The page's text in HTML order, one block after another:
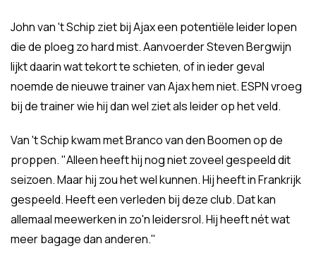
John van 't Schip ziet bij Ajax een potentiële leider lopen
die de ploeg zo hard mist. Aanvoerder Steven Bergwijn
lijkt daarin wat tekort te schieten, of in ieder geval
noemde de nieuwe trainer van Ajax hem niet. ESPN vroeg
bij de trainer wie hij dan wel ziet als leider op het veld.
Van 't Schip kwam met Branco van den Boomen op de
proppen. "Alleen heeft hij nog niet zoveel gespeeld dit
seizoen. Maar hij zou het wel kunnen. Hij heeft in Frankrijk
gespeeld. Heeft een verleden bij deze club. Dat kan
allemaal meewerken in zo'n leidersrol. Hij heeft nét wat
meer bagage dan anderen."